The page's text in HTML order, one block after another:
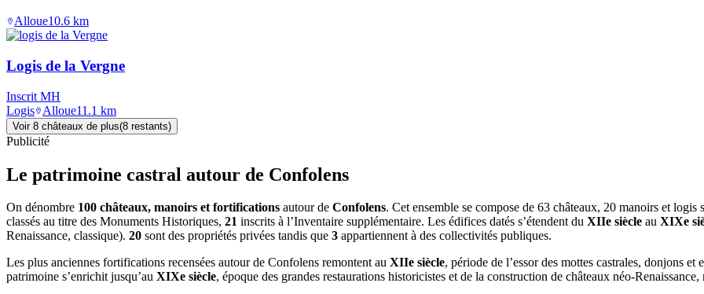
Alloue10.6 km
Logis de la Vergne
Inscrit MH
Logis
Alloue11.1 km
Voir 8 châteaux de plus(8 restants)
Publicité
Le patrimoine castral autour de Confolens
On dénombre 100 châteaux, manoirs et fortifications autour de Confolens. Cet ensemble se compose de 63 châteaux, 20 manoirs et
classés au titre des Monuments Historiques, 21 inscrits à l’Inventaire supplémentaire. Les édifices datés s’étendent du XIIe siècle au XIXe
Renaissance, classique). 20 sont des propriétés privées tandis que 3 appartiennent à des collectivités publiques.
Les plus anciennes fortifications recensées autour de Confolens remontent au XIIe siècle, période de l’essor des mottes castrales, donjons
patrimoine s’enrichit jusqu’au XIXe siècle, époque des grandes restaurations historicistes et de la construction de châteaux néo-